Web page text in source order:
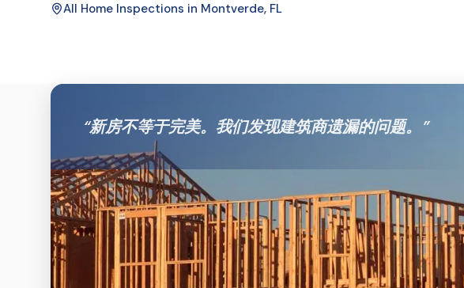
All Home Inspections in Montverde, FL
“新房不等于完美。我们发现建筑商遗漏的问题。 ”